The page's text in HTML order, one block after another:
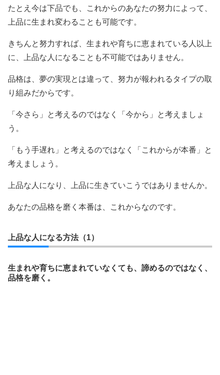
たとえ今は下品でも、これからのあなたの努力によって、
上品に生まれ変わることも可能です。
きちんと努力すれば、生まれや育ちに恵まれている人以上
に、上品な人になることも不可能ではありません。
品格は、夢の実現とは違って、努力が報われるタイプの取
り組みだからです。
「今さら」と考えるのではなく「今から」と考えましょ
う。
「もう手遅れ」と考えるのではなく「これからが本番」と
考えましょう。
上品な人になり、上品に生きていこうではありませんか。
あなたの品格を磨く本番は、これからなのです。
上品な人になる方法（1）
生まれや育ちに恵まれていなくても、諦めるのではなく、
品格を磨く。